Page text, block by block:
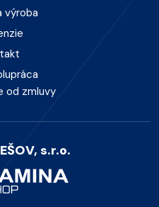
výroba
od zmluvy
s.r.o.